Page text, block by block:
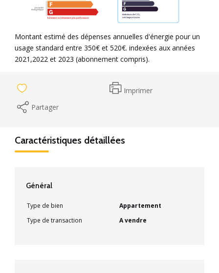
Montant estimé des dépenses annuelles d'énergie pour un
usage standard entre 350€ et 520€. indexées aux années
2021,2022 et 2023 (abonnement compris).
Imprimer
Partager
Caractéristiques détaillées
Général
Type de bien
Appartement
Type de transaction
A vendre